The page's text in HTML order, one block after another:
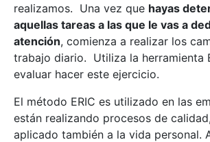
realizamos. Una vez que hayas
aquellas tareas a las que le vas a
atención, comienza a realizar los
trabajo diario. Utiliza la herramienta
evaluar hacer este ejercicio.
El método ERIC es utilizado en las
están realizando procesos de
aplicado también a la vida personal.